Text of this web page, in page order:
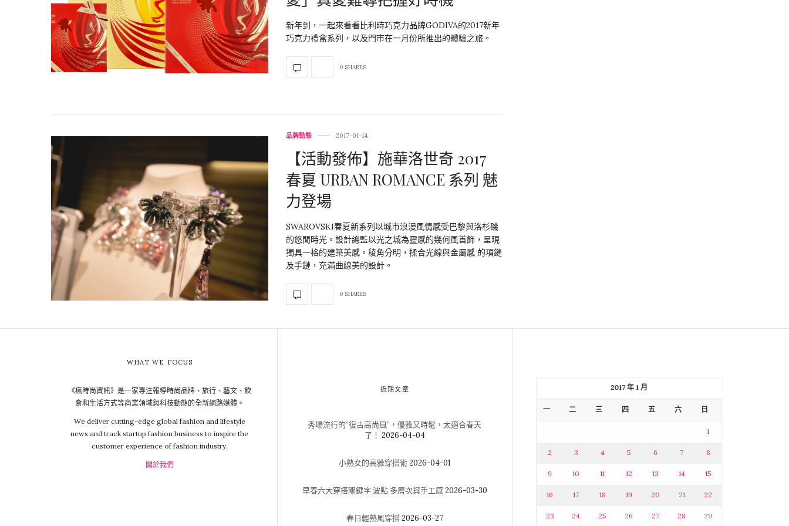
新年到，一起來看看比利時巧克力品牌GODIVA的2017新年
巧克力禮盒系列，以及門市在一月份所推出的體驗之旅。
0 SHARES
品牌動態 2017-01-14
【活動發佈】施華洛世奇 2017
春夏 URBAN ROMANCE 系列 魅
力登場
SWAROVSKI春夏新系列以城市浪漫風情感受巴黎與洛杉磯
的悠閒時光。設計總監以光之城為靈感的幾何風首飾，呈現
獨具一格的建築美感。稜角分明，揉合光線與金屬感 的項鏈
及手鏈，充滿曲線美的設計。
0 SHARES
WHAT WE FOCUS
《瘋時尚資訊》是一家專注報導時尚品牌、旅行、藝文、飲
食和生活方式等商業領域與科技動態的全新網路媒體。
We deliver cutting-edge global fashion and lifestyle
news and track startup fashion business to inspire the
customer experience of fashion industry.
關於我們
近期文章
秀場流行的“復古高尚風”，優雅又時髦，太適合春天
了！ 2026-04-04
小熟女的高雅穿搭術2026-04-01
早春六大穿搭關鍵字 波點 多層次與手工感2026-03-30
春日輕熟風穿搭2026-03-27
2017 年 1 月
一 二 三 四 五 六 日
1
2 3 4 5 6 7 8
9 10 11 12 13 14 15
16 17 18 19 20 21 22
23 24 25 26 27 28 29